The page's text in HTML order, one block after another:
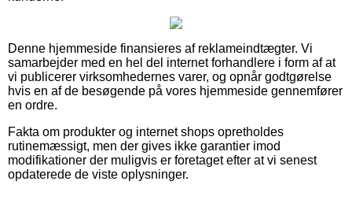
Denne hjemmeside finansieres af reklameindtægter. Vi
samarbejder med en hel del internet forhandlere i form af at
vi publicerer virksomhedernes varer, og opnår godtgørelse
hvis en af de besøgende på vores hjemmeside gennemfører
en ordre.
Fakta om produkter og internet shops opretholdes
rutinemæssigt, men der gives ikke garantier imod
modifikationer der muligvis er foretaget efter at vi senest
opdaterede de viste oplysninger.